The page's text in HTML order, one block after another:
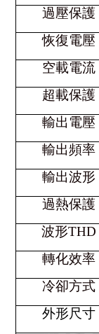
過壓保護
恢復電壓
空載電流
超載保護
輸出電壓
輸出頻率
輸出波形
過熱保護
波形THD
轉化效率
冷卻方式
外形尺寸